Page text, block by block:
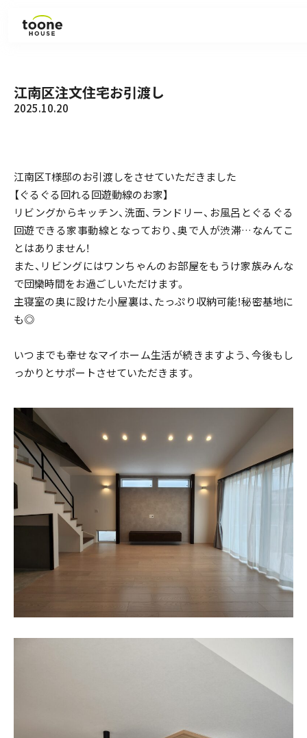
ラインナップ
お知らせ
コラム
会社紹介
私たちの家づくり
ものづくり品質
FAQ
見学会のお申し込み
資料請求・お問い合わせ
プライバシーポリシー
江南区注文住宅お引渡し
2025.10.20
江南区T様邸のお引渡しをさせていただきました
【ぐるぐる回れる回遊動線のお家】
リビングからキッチン、洗面、ランドリー、お風呂とぐるぐる
回遊できる家事動線となっており、奥で人が渋滞…なんてこ
とはありません！
また、リビングにはワンちゃんのお部屋をもうけ家族みんな
で団欒時間をお過ごしいただけます。
主寝室の奥に設けた小屋裏は、たっぷり収納可能！秘密基地に
も◎
いつまでも幸せなマイホーム生活が続きますよう、今後もし
っかりとサポートさせていただきます。